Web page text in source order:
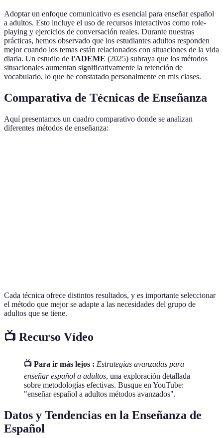
Adoptar un enfoque comunicativo es esencial para enseñar español
a adultos. Esto incluye el uso de recursos interactivos como role-
playing y ejercicios de conversación reales. Durante nuestras
prácticas, hemos observado que los estudiantes adultos responden
mejor cuando los temas están relacionados con situaciones de la vida
diaria. Un estudio de l'ADEME (2025) subraya que los métodos
situacionales aumentan significativamente la retención de
vocabulario, lo que he constatado personalmente en mis clases.
Comparativa de Técnicas de Enseñanza
Aquí presentamos un cuadro comparativo donde se analizan
diferentes métodos de enseñanza:
Cada técnica ofrece distintos resultados, y es importante seleccionar
el método que mejor se adapte a las necesidades del grupo de
adultos que se tiene.
📺 Recurso Vídeo
📺 Para ir más lejos : Estrategias avanzadas para
enseñar español a adultos, una exploración detallada
sobre metodologías efectivas. Busque en YouTube:
"enseñar español a adultos métodos avanzados".
Datos y Tendencias en la Enseñanza de
Español